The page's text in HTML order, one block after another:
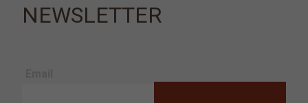
NEWSLETTER